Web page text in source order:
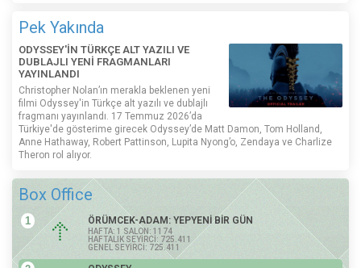
Pek Yakında
ODYSSEY'İN TÜRKÇE ALT YAZILI VE
DUBLAJLI YENİ FRAGMANLARI
YAYINLANDI
Christopher Nolan’ın merakla beklenen yeni
filmi Odyssey'in Türkçe alt yazılı ve dublajlı
fragmanı yayınlandı. 17 Temmuz 2026’da
Türkiye'de gösterime girecek Odyssey’de Matt Damon, Tom Holland,
Anne Hathaway, Robert Pattinson, Lupita Nyong’o, Zendaya ve Charlize
Theron rol alıyor.
Box Office
1 ÖRÜMCEK-ADAM: YEPYENİ BİR GÜN
HAFTA: 1 SALON: 1174
HAFTALIK SEYİRCİ: 725.411
GENEL SEYİRCİ: 725.411